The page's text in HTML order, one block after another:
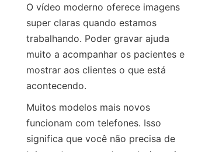
O vídeo moderno oferece imagens
super claras quando estamos
trabalhando. Poder gravar ajuda
muito a acompanhar os pacientes e
mostrar aos clientes o que está
acontecendo.
Muitos modelos mais novos
funcionam com telefones. Isso
significa que você não precisa de